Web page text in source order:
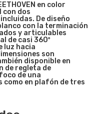
en color
con dos
De diseño
con la terminación
y articulables
de casi 360º
luz hacia
son
disponible en
de regleta de
de una
como en plafón de tres